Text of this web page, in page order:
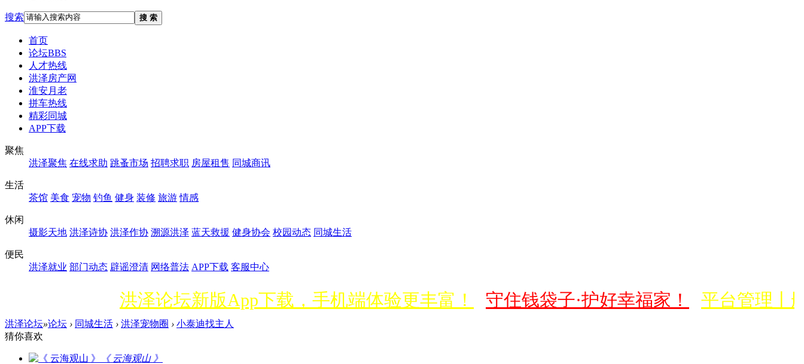
搜索 搜 索
首页
论坛BBS
人才热线
洪泽房产网
淮安月老
拼车热线
精彩同城
APP下载
聚焦
洪泽聚焦 在线求助 跳蚤市场 招聘求职 房屋租售 同城商讯
生活
茶馆 美食 宠物 钓鱼 健身 装修 旅游 情感
休闲
摄影天地 洪泽诗协 洪泽作协 溯源洪泽 蓝天救援 健身协会 校园动态 同城生活
便民
洪泽就业 部门动态 辟谣澄清 网络普法 APP下载 客服中心
洪泽论坛新版App下载，手机端体验更丰富！ 守住钱袋子·护好幸福家！ 平台管理丨
洪泽论坛»论坛 › 同城生活 › 洪泽宠物圈 › 小泰迪找主人
猜你喜欢
《 云海观山 》